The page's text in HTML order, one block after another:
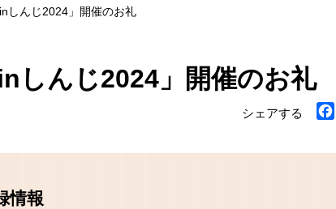
しんじ2024」開催のお礼
しんじ2024」開催のお礼
シェアする
情報